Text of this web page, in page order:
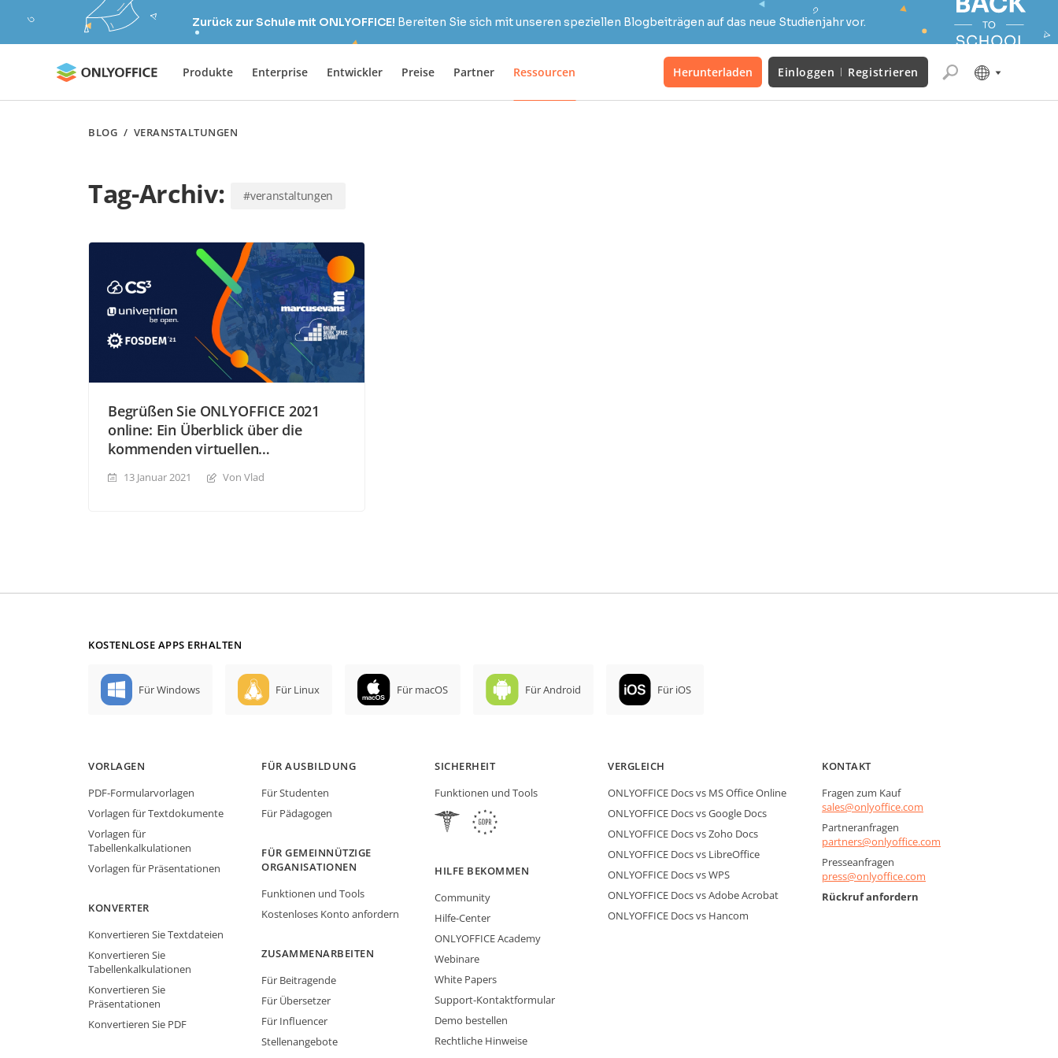
Zurück zur Schule mit ONLYOFFICE! Bereiten Sie sich mit unseren speziellen Blogbeiträgen auf das neue Studienjahr vor.
Produkte Enterprise Entwickler Preise Partner Ressourcen Herunterladen Einloggen Registrieren
BLOG / VERANSTALTUNGEN
Tag-Archiv: #veranstaltungen
Begrüßen Sie ONLYOFFICE 2021
online: Ein Überblick über die
kommenden virtuellen
13 Januar 2021 Von Vlad
KOSTENLOSE APPS ERHALTEN
Für Windows Für Linux Für macOS Für Android Für iOS
VORLAGEN
PDF-Formularvorlagen
Vorlagen für Textdokumente
Vorlagen für
Tabellenkalkulationen
Vorlagen für Präsentationen
KONVERTER
Konvertieren Sie Textdateien
Konvertieren Sie
Tabellenkalkulationen
Konvertieren Sie
Präsentationen
Konvertieren Sie PDF
FÜR AUSBILDUNG
Für Studenten
Für Pädagogen
FÜR GEMEINNÜTZIGE
ORGANISATIONEN
Funktionen und Tools
Kostenloses Konto anfordern
ZUSAMMENARBEITEN
Für Beitragende
Für Übersetzer
Für Influencer
Stellenangebote
SICHERHEIT
Funktionen und Tools
HILFE BEKOMMEN
Community
Hilfe-Center
ONLYOFFICE Academy
Webinare
White Papers
Support-Kontaktformular
Demo bestellen
Rechtliche Hinweise
VERGLEICH
ONLYOFFICE Docs vs MS Office Online
ONLYOFFICE Docs vs Google Docs
ONLYOFFICE Docs vs Zoho Docs
ONLYOFFICE Docs vs LibreOffice
ONLYOFFICE Docs vs WPS
ONLYOFFICE Docs vs Adobe Acrobat
ONLYOFFICE Docs vs Hancom
KONTAKT
Fragen zum Kauf
sales@onlyoffice.com
Partneranfragen
partners@onlyoffice.com
Presseanfragen
press@onlyoffice.com
Rückruf anfordern